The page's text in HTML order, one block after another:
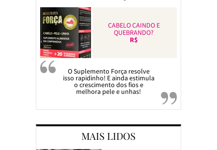
CABELO CAINDO E
QUEBRANDO?
R$
O Suplemento Força resolve
isso rapidinho! E ainda estimula
o crescimento dos fios e
melhora pele e unhas!
MAIS LIDOS